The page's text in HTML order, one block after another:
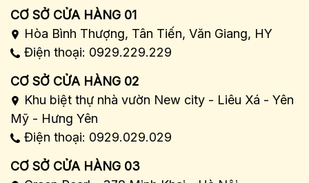
CƠ SỞ CỬA HÀNG 01
Hòa Bình Thượng, Tân Tiến, Văn Giang, HY
Điện thoại: 0929.229.229
CƠ SỞ CỬA HÀNG 02
Khu biệt thự nhà vườn New city - Liêu Xá - Yên
Mỹ - Hưng Yên
Điện thoại: 0929.029.029
CƠ SỞ CỬA HÀNG 03